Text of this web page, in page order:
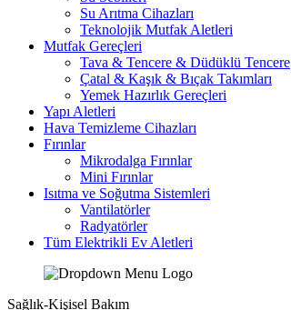
Su Arıtma Cihazları
Teknolojik Mutfak Aletleri
Mutfak Gereçleri
Tava & Tencere & Düdüklü Tencere
Çatal & Kaşık & Bıçak Takımları
Yemek Hazırlık Gereçleri
Yapı Aletleri
Hava Temizleme Cihazları
Fırınlar
Mikrodalga Fırınlar
Mini Fırınlar
Isıtma ve Soğutma Sistemleri
Vantilatörler
Radyatörler
Tüm Elektrikli Ev Aletleri
Sağlık-Kişisel Bakım